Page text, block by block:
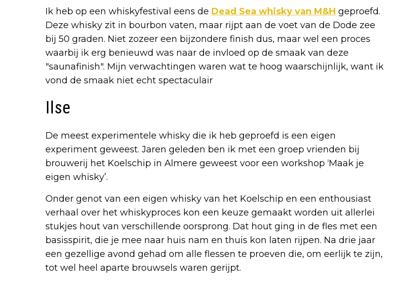
Ik heb op een whiskyfestival eens de Dead Sea whisky van M&H geproefd.
Deze whisky zit in bourbon vaten, maar rijpt aan de voet van de Dode zee
bij 50 graden. Niet zozeer een bijzondere finish dus, maar wel een proces
waarbij ik erg benieuwd was naar de invloed op de smaak van deze
"saunafinish". Mijn verwachtingen waren wat te hoog waarschijnlijk, want ik
vond de smaak niet echt spectaculair
Ilse
De meest experimentele whisky die ik heb geproefd is een eigen
experiment geweest. Jaren geleden ben ik met een groep vrienden bij
brouwerij het Koelschip in Almere geweest voor een workshop ‘Maak je
eigen whisky’.
Onder genot van een eigen whisky van het Koelschip en een enthousiast
verhaal over het whiskyproces kon een keuze gemaakt worden uit allerlei
stukjes hout van verschillende oorsprong. Dat hout ging in de fles met een
basisspirit, die je mee naar huis nam en thuis kon laten rijpen. Na drie jaar
een gezellige avond gehad om alle flessen te proeven die, om eerlijk te zijn,
tot wel heel aparte brouwsels waren gerijpt.